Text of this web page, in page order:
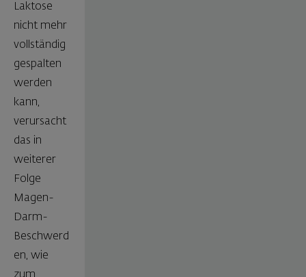
Laktose
nicht mehr
vollständig
gespalten
werden
kann,
verursacht
das in
weiterer
Folge
Magen-
Darm-
Beschwerd
en, wie
zum